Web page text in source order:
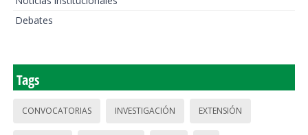
Debates
Tags
CONVOCATORIAS INVESTIGACIÓN EXTENSIÓN